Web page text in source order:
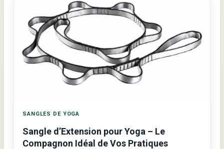
SANGLES DE YOGA
Sangle d’Extension pour Yoga – Le
Compagnon Idéal de Vos Pratiques